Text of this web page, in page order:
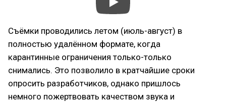
Съёмки проводились летом (июль-август) в
полностью удалённом формате, когда
карантинные ограничения только-только
снимались. Это позволило в кратчайшие сроки
опросить разработчиков, однако пришлось
немного пожертвовать качеством звука и